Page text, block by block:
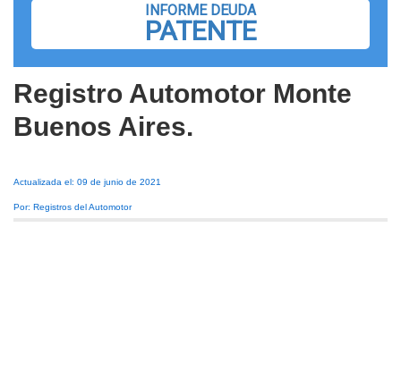
INFORME DEUDA
PATENTE
Registro Automotor Monte
Buenos Aires.
Actualizada el: 09 de junio de 2021
Por: Registros del Automotor